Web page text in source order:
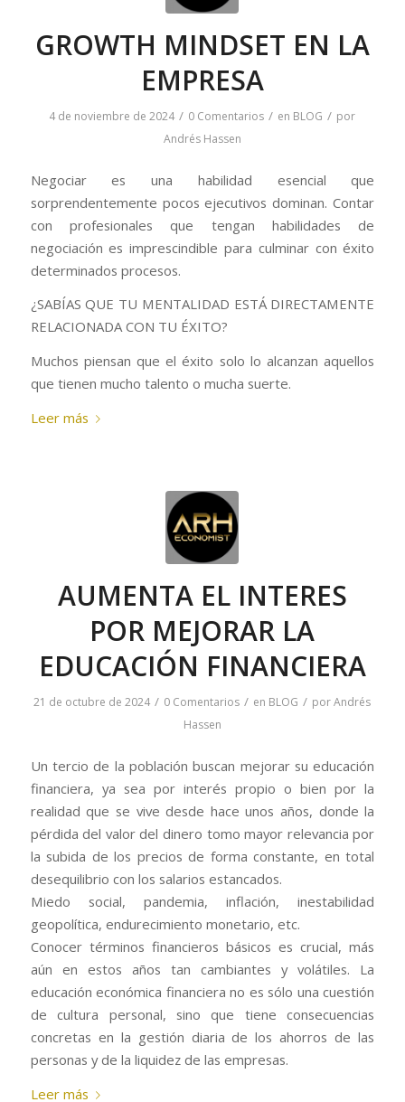
GROWTH MINDSET EN LA
EMPRESA
4 de noviembre de 2024 / 0 Comentarios / en BLOG / por
Andrés Hassen
Negociar es una habilidad esencial que
sorprendentemente pocos ejecutivos dominan. Contar
con profesionales que tengan habilidades de
negociación es imprescindible para culminar con éxito
determinados procesos.
¿SABÍAS QUE TU MENTALIDAD ESTÁ DIRECTAMENTE
RELACIONADA CON TU ÉXITO?
Muchos piensan que el éxito solo lo alcanzan aquellos
que tienen mucho talento o mucha suerte.
Leer más
AUMENTA EL INTERES
POR MEJORAR LA
EDUCACIÓN FINANCIERA
21 de octubre de 2024 / 0 Comentarios / en BLOG / porAndrés
Hassen
Un tercio de la población buscan mejorar su educación
financiera, ya sea por interés propio o bien por la
realidad que se vive desde hace unos años, donde la
pérdida del valor del dinero tomo mayor relevancia por
la subida de los precios de forma constante, en total
desequilibrio con los salarios estancados.
Miedo social, pandemia, inflación, inestabilidad
geopolítica, endurecimiento monetario, etc.
Conocer términos financieros básicos es crucial, más
aún en estos años tan cambiantes y volátiles. La
educación económica financiera no es sólo una cuestión
de cultura personal, sino que tiene consecuencias
concretas en la gestión diaria de los ahorros de las
personas y de la liquidez de las empresas.
Leer más